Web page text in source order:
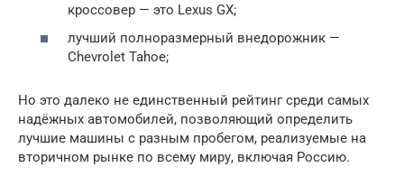
кроссовер — это Lexus GX;
лучший полноразмерный внедорожник —
Chevrolet Tahoe;
Но это далеко не единственный рейтинг среди самых
надёжных автомобилей, позволяющий определить
лучшие машины с разным пробегом, реализуемые на
вторичном рынке по всему миру, включая Россию.